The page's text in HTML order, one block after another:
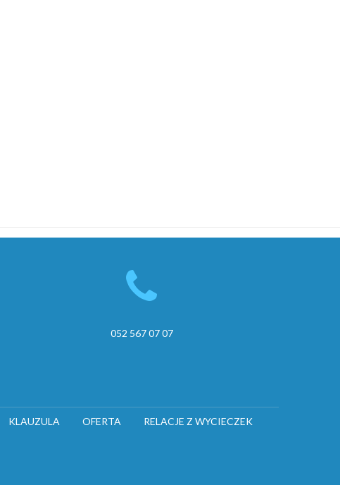
052 567 07 07
KLAUZULA OFERTA RELACJE Z WYCIECZEK